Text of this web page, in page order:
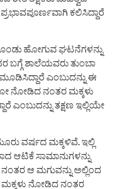
ಪ್ರಭಾವಪೂರ್ಣವಾಗಿ ಕಲಿಸಿದ್ದಾರೆ
ಹೋಗುವ ಘಟನೆಗಳನ್ನು
ಬಗ್ಗೆ ಶಾಲೆಯವರು ತುಂಬಾ
ಎಂಬುದನ್ನು ಈ
ನೋಡಿದ ನಂತರ ಮಕ್ಕಳು
ಎಂಬುದನ್ನು ತಕ್ಷಣ ಇಲ್ಲಿಯೇ
ವರ್ಷದ ಮಕ್ಕಳಿವೆ. ಇಲ್ಲಿ
ಆಟಿಕೆ ಸಾಮಾನುಗಳನ್ನು
ಆ ಮಗುವನ್ನು ಅಲ್ಲಿಂದ
ಮಕ್ಕಳು ನೋಡಿದ ನಂತರ